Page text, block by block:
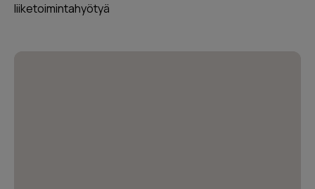
liiketoimintahyötyä